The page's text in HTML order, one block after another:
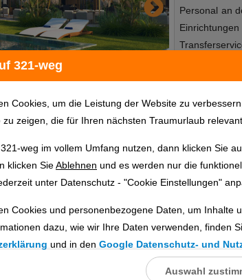
321-weg
Cookies, um die Leistung der Website zu
zu zeigen, die für Ihren nächsten Traumurlaub relevant
weg im vollem Umfang nutzen, dann klicken Sie
klicken SieAblehnen und es werden nur die
unter Datenschutz - "Cookie Einstellungen"
Cookies und personenbezogene Daten, um Inhalte
dazu, wie wir Ihre Daten verwenden, finden
und in den Google Datenschutz- und
Auswahl
Personal an
Angebot. In
bietet
Fahrzeug
abstellen.
WLAN/WiFi,
(nach
leckeres
Sport &
prüfen. Die Verfügbarkeit wird direkt beim
gefunden.